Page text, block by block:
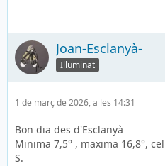
Joan-Esclanyà-
Il·luminat
1 de març de 2026, a les 14:31
Bon dia des d'Esclanyà
Minima 7,5° , maxima 16,8°,
S.